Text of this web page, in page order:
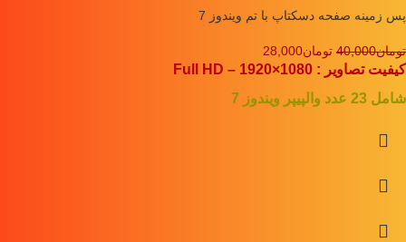
پس زمینه صفحه دسکتاپ با تم ویندوز 7
تومان40,000 تومان28,000
کیفیت تصاویر : Full HD – 1920×1080
شامل 23 عدد والپیپر ویندوز 7